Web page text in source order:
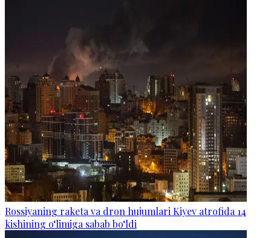
Rossiyaning raketa va dron hujumlari Kiyev atrofida 14
kishining o‘limiga sabab bo‘ldi